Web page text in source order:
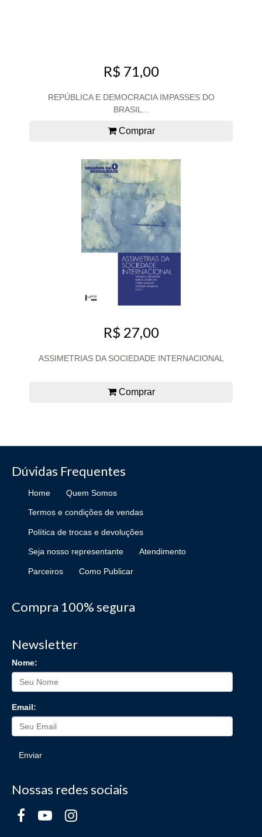
R$ 71,00
REPÚBLICA E DEMOCRACIA IMPASSES DO
BRASIL...
Comprar
R$ 27,00
ASSIMETRIAS DA SOCIEDADE INTERNACIONAL
Comprar
Dúvidas Frequentes
Home Quem Somos
Termos e condições de vendas
Política de trocas e devoluções
Seja nosso representante Atendimento
Parceiros Como Publicar
Compra 100% segura
Newsletter
Nome:
Email:
Enviar
Nossas redes sociais